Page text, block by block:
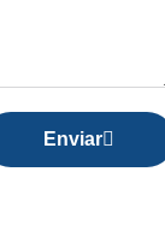
Enviar